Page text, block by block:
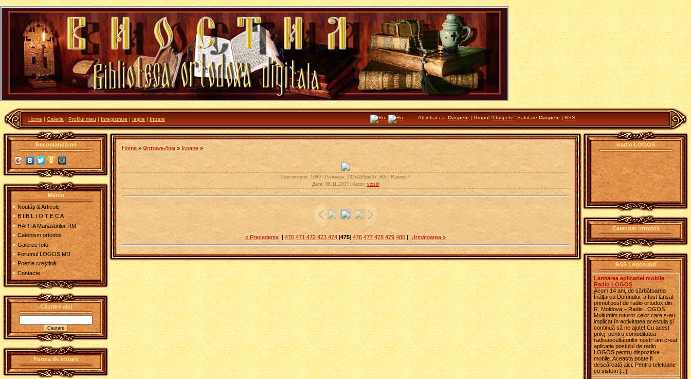
Home | Galeria | Profilul meu | Inregistrare | Ieşire | Intrare Aţi intrat ca: Oaspete | Grupul "Oaspete" Salutare Oaspete | RSS
Recomandă-ne
Meniu
Noutăţi & Articole
B I B L I O T E C A
HARTA Manastirilor RM
Catehism ortodox
Galeree foto
Forumul LOGOS.MD
Poezie creştină
Contacte
Căutare aici
Forma de intrare
Home » Фотоальбом » Icoane »
Просмотров: 1089 | Размеры: 292x450px/57.5Kb | Raiting: /
Дата: 08.11.2007 | Autor: viostil
« Precedenta | 470 471 472 473 474 [475] 476 477 478 479 480 | Următoarea »
Radio LOGOS
Calendar ortodox
RSS Logos.md
Lansarea aplicației mobile
Radio LOGOS
Acum 14 ani, de sărbătoarea
Înălțarea Domnului, a fost lansat
primul post de radio ortodox din
R. Moldova – Radio LOGOS.
Mulțumim tuturor celor care s-au
implicat în activitatea acestuia și
continuă să ne ajute! Cu acest
prilej, pentru comoditatea
radioascultătorilor noștri am creat
aplicația postului de radio
LOGOS pentru dispozitive
mobile. Aceasta poate fi
descărcată aici: Pentru telefoane
cu sistem [...]